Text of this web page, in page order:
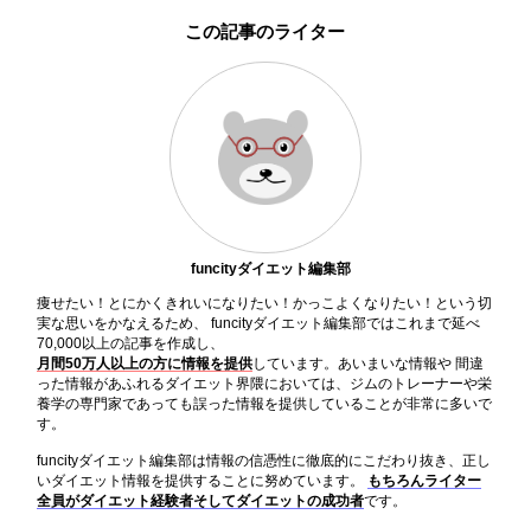
この記事のライター
funcityダイエット編集部
痩せたい！とにかくきれいになりたい！かっこよくなりたい！という切
実な思いをかなえるため、 funcityダイエット編集部ではこれまで延べ
70,000以上の記事を作成し、
月間50万人以上の方に情報を提供しています。あいまいな情報や 間違
った情報があふれるダイエット界隈においては、ジムのトレーナーや栄
養学の専門家であっても誤った情報を提供していることが非常に多いで
す。
funcityダイエット編集部は情報の信憑性に徹底的にこだわり抜き、正し
いダイエット情報を提供することに努めています。
もちろんライター
全員がダイエット経験者そしてダイエットの成功者です。